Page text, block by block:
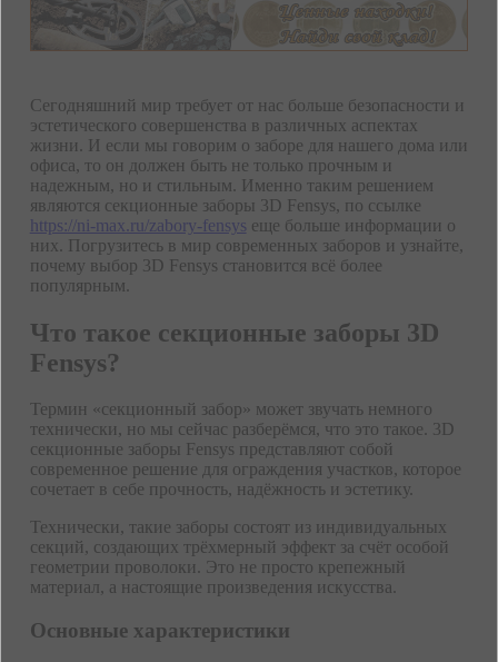
Сегодняшний мир требует от нас больше безопасности и
эстетического совершенства в различных аспектах
жизни. И если мы говорим о заборе для нашего дома или
офиса, то он должен быть не только прочным и
надежным, но и стильным. Именно таким решением
являются секционные заборы 3D Fensys, по ссылке
https://ni-max.ru/zabory-fensys еще больше информации о
них. Погрузитесь в мир современных заборов и узнайте,
почему выбор 3D Fensys становится всё более
популярным.
Что такое секционные заборы 3D
Fensys?
Термин «секционный забор» может звучать немного
технически, но мы сейчас разберёмся, что это такое. 3D
секционные заборы Fensys представляют собой
современное решение для ограждения участков, которое
сочетает в себе прочность, надёжность и эстетику.
Технически, такие заборы состоят из индивидуальных
секций, создающих трёхмерный эффект за счёт особой
геометрии проволоки. Это не просто крепежный
материал, а настоящие произведения искусства.
Основные характеристики